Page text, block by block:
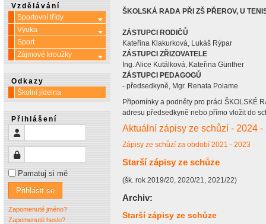
Vzdělávání
Sportovní třídy
Více o: Sportovní třídy
Výuka Více o: Výuka
Sport
Zájmové kroužky
Více o: Zájmové kroužky
Odkazy
Školní jídelna
Přihlášení
Heslo
Pamatuj si mě
Přihlásit se
Zapomenuté jméno?
Zapomenuté heslo?
ŠKOLSKÁ RADA PŘI ZŠ PŘEROV, U
ZÁSTUPCI RODIČŮ
Kateřina Klakurková, Lukáš Rýpar
ZÁSTUPCI ZŘIZOVATELE
Ing. Alice Kutálková, Kateřina Günther
ZÁSTUPCI PEDAGOGŮ
- předsedkyně, Mgr. Renata Polame
Připomínky a podněty pro práci ŠKOLSKÉ
adresu předsedkyně nebo přímo vložit do
Aktuální zápisy ze schůzí - 2024 -
Zápisy ze schůzí za období 2021 - 2023
Starší zápisy ze schůze
(šk. rok 2019/20, 2020/21, 2021/22)
Archiv:
Starší zápisy ze schůze